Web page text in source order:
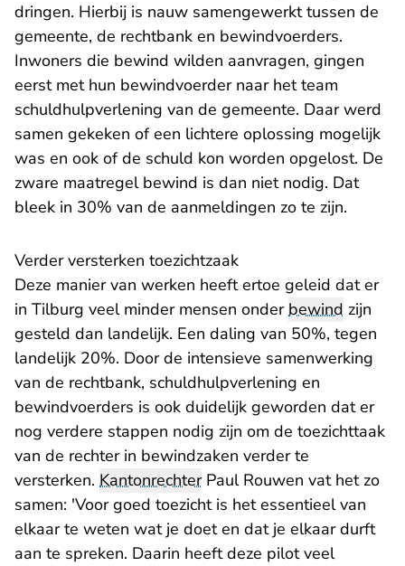
dringen. Hierbij is nauw samengewerkt tussen de
gemeente, de rechtbank en bewindvoerders.
Inwoners die bewind wilden aanvragen, gingen
eerst met hun bewindvoerder naar het team
schuldhulpverlening van de gemeente. Daar werd
samen gekeken of een lichtere oplossing mogelijk
was en ook of de schuld kon worden opgelost. De
zware maatregel bewind is dan niet nodig. Dat
bleek in 30% van de aanmeldingen zo te zijn.
Verder versterken toezichtzaak
Deze manier van werken heeft ertoe geleid dat er
in Tilburg veel minder mensen onderbewind zijn
gesteld dan landelijk. Een daling van 50%, tegen
landelijk 20%. Door de intensieve samenwerking
van de rechtbank, schuldhulpverlening en
bewindvoerders is ook duidelijk geworden dat er
nog verdere stappen nodig zijn om de toezichttaak
van de rechter in bewindzaken verder te
versterken. KantonrechterPaul Rouwen vat het zo
samen: 'Voor goed toezicht is het essentieel van
elkaar te weten wat je doet en dat je elkaar durft
aan te spreken. Daarin heeft deze pilot veel